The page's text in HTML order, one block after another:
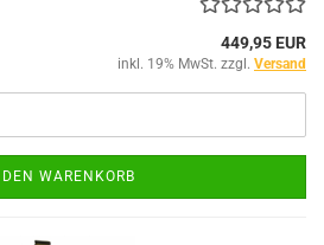
449,95 EUR
inkl. 19% MwSt. zzgl. Versand
WARENKORB